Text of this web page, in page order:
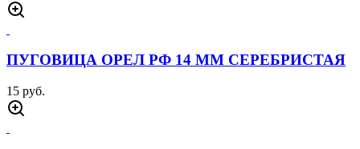
ПУГОВИЦА ОРЕЛ РФ 14 ММ СЕРЕБРИСТАЯ
15 руб.